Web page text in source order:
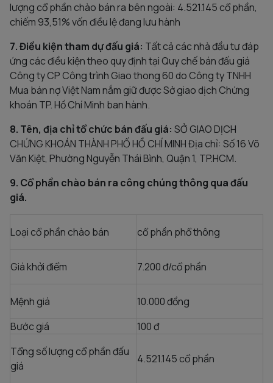
lượng cổ phần chào bán ra bên ngoài: 4.521.145 cổ phần,
chiếm 93,51% vốn điều lệ đang lưu hành
7. Điều kiện tham dự đấu giá: Tất cả các nhà đầu tư đáp
ứng các điều kiện theo quy định tại Quy chế bán đấu giá
Công ty CP Công trình Giao thong 60 do Công ty TNHH
Mua bán nợ Việt Nam nắm giữ được Sở giao dịch Chứng
khoán TP. Hồ Chí Minh ban hành.
8. Tên, địa chỉ tổ chức bán đấu giá: SỞ GIAO DỊCH
CHỨNG KHOÁN THÀNH PHỐ HỒ CHÍ MINH Địa chỉ: Số 16 Võ
Văn Kiệt, Phường Nguyễn Thái Bình, Quận 1, TP.HCM.
9. Cổ phần chào bán ra công chúng thông qua đấu
giá.
Loại cổ phần chào bán cổ phần phổ thông
Giá khởi điểm 7.200 đ/cổ phần
Mệnh giá
10.000 đồng
Bước giá
100 đ
Tổng số lượng cổ phần đấu
giá
4.521.145 cổ phần